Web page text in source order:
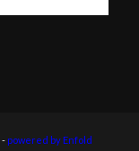
- powered by Enfold